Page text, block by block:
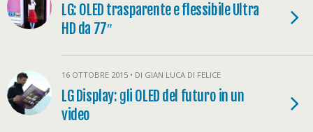
LG: OLED trasparente e flessibile Ultra
HD da 77″
16 OTTOBRE 2015 • DI GIAN LUCA DI FELICE
LG Display: gli OLED del futuro in un
video